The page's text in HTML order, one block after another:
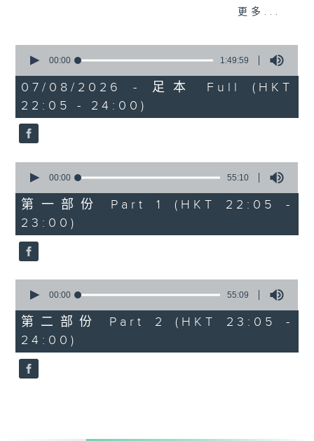
FALLA'S SUITE POPULAIRE
PART 2:
COLERIDGE-TAYLOR'S GIPSY SUITE
FOR VIOLIN AND PIANO, OP.20
(ARR. BY ARTOK)
MOZART'S CONCERTO FOR VIOLIN
TAILLEFERRE'S DANS LE STYLE
LOUIS XV - SUITE FOR
HARPSICHORD
更多...
seconds
1
hour,
49
minutes,
59
seconds
00:00 1:49:59
07/08/2026 - 足本 Full (HKT
22:05 - 24:00)
seconds
55
minutes,
10
seconds
00:00 55:10
第一部份 Part 1 (HKT 22:05 -
23:00)
seconds
55
minutes,
9
seconds
00:00 55:09
第二部份 Part 2 (HKT 23:05 -
24:00)